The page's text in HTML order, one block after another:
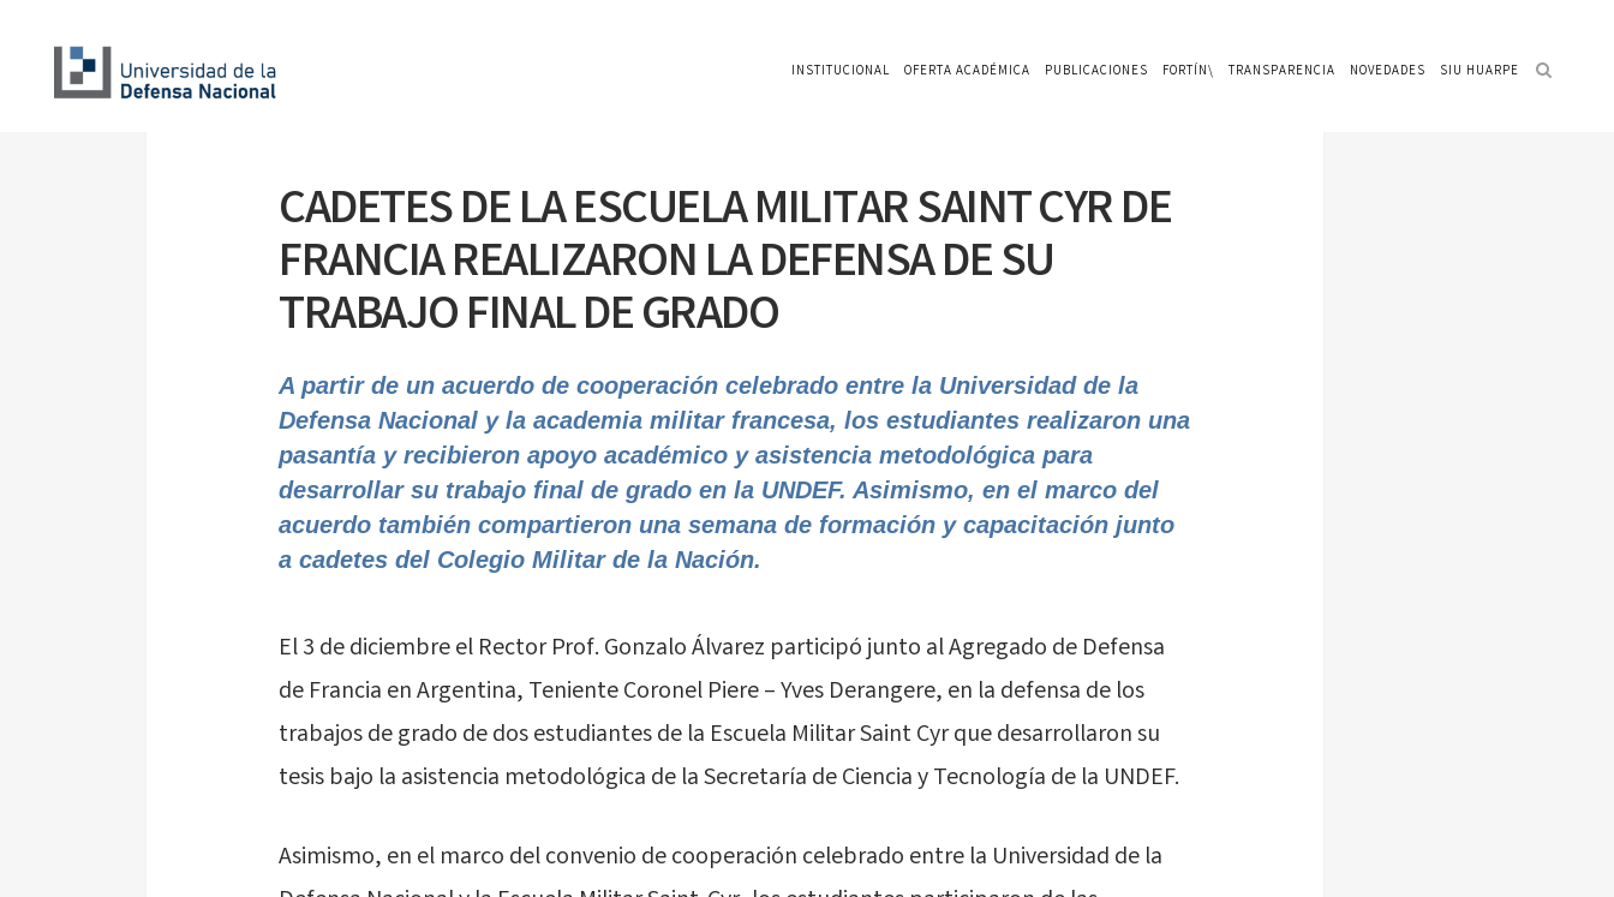
INSTITUCIONAL OFERTA ACADÉMICA PUBLICACIONES FORTÍN\ TRANSPARENCIA NOVEDADES SIU HUARPE
CADETES DE LA ESCUELA MILITAR SAINT CYR DE
FRANCIA REALIZARON LA DEFENSA DE SU
TRABAJO FINAL DE GRADO
A partir de un acuerdo de cooperación celebrado entre la Universidad de la
Defensa Nacional y la academia militar francesa, los estudiantes realizaron una
pasantía y recibieron apoyo académico y asistencia metodológica para
desarrollar su trabajo final de grado en la UNDEF. Asimismo, en el marco del
acuerdo también compartieron una semana de formación y capacitación junto
a cadetes del Colegio Militar de la Nación.
El 3 de diciembre el Rector Prof. Gonzalo Álvarez participó junto al Agregado de Defensa
de Francia en Argentina, Teniente Coronel Piere – Yves Derangere, en la defensa de los
trabajos de grado de dos estudiantes de la Escuela Militar Saint Cyr que desarrollaron su
tesis bajo la asistencia metodológica de la Secretaría de Ciencia y Tecnología de la UNDEF.
Asimismo, en el marco del convenio de cooperación celebrado entre la Universidad de la